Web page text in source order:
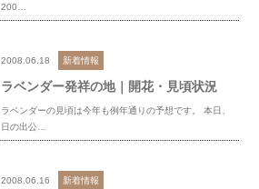
200…
2008.06.18 新着情報
ラベンダー発祥の地｜開花・見頃状況
ラベンダーの見頃は今年も例年通りの予想です。 本日、
日の出公…
2008.06.16 新着情報